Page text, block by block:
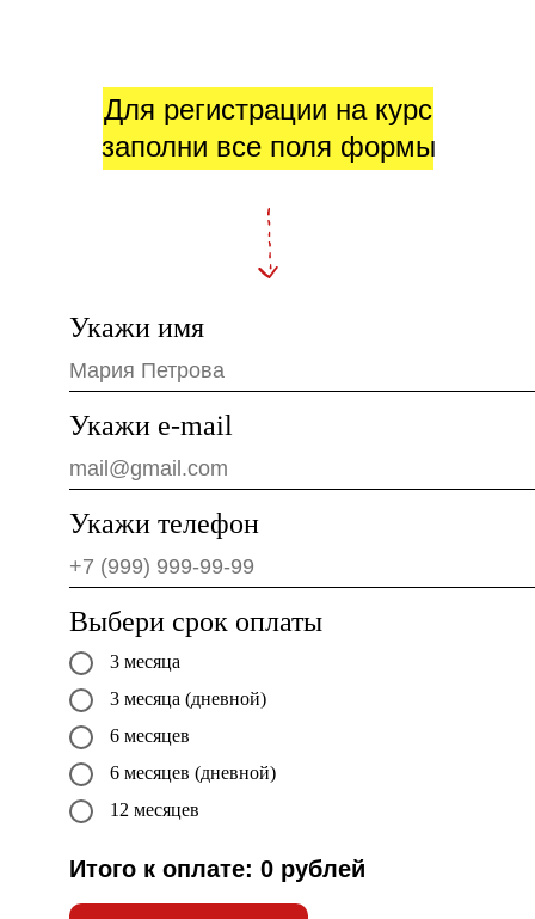
Для регистрации на курс
заполни все поля формы
Укажи имя
Укажи e-mail
Укажи телефон
Выбери срок оплаты
3 месяца
3 месяца (дневной)
6 месяцев
6 месяцев (дневной)
12 месяцев
Итого к оплате: 0 рублей